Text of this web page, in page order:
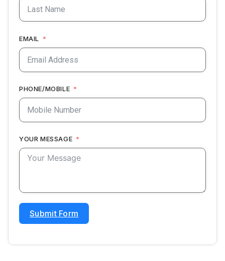
EMAIL
PHONE/MOBILE
YOUR MESSAGE
Submit Form